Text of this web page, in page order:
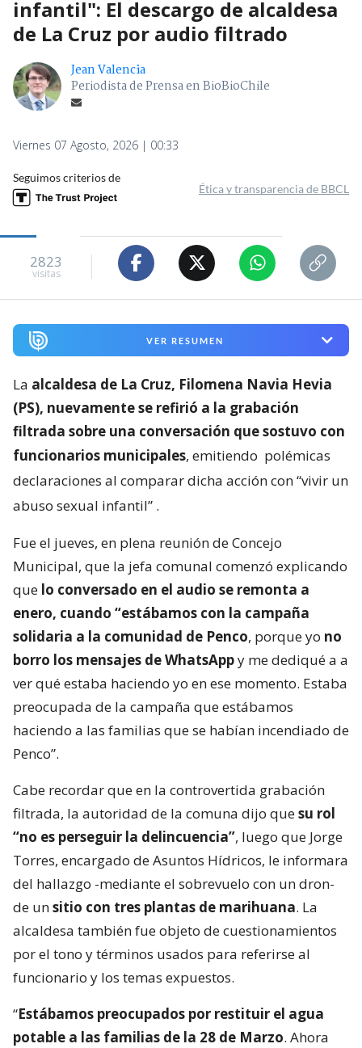
infantil": El descargo de alcaldesa
de La Cruz por audio filtrado
Jean Valencia
Periodista de Prensa en BioBioChile
Viernes 07 Agosto, 2026 | 00:33
Seguimos criterios de
Ética y transparencia de BBCL
2823
visitas
VER RESUMEN
La alcaldesa de La Cruz, Filomena Navia Hevia
(PS), nuevamente se refirió a la grabación
filtrada sobre una conversación que sostuvo con
funcionarios municipales, emitiendo polémicas
declaraciones al comparar dicha acción con “vivir un
abuso sexual infantil” .
Fue el jueves, en plena reunión de Concejo
Municipal, que la jefa comunal comenzó explicando
que lo conversado en el audio se remonta a
enero, cuando “estábamos con la campaña
solidaria a la comunidad de Penco, porque yo no
borro los mensajes de WhatsAppy me dediqué a a
ver qué estaba haciendo yo en ese momento. Estaba
preocupada de la campaña que estábamos
haciendo a las familias que se habían incendiado de
Penco”.
Cabe recordar que en la controvertida grabación
filtrada, la autoridad de la comuna dijo quesu rol
“no es perseguir la delincuencia”, luego que Jorge
Torres, encargado de Asuntos Hídricos, le informara
del hallazgo -mediante el sobrevuelo con un dron-
de unsitio con tres plantas de marihuana. La
alcaldesa también fue objeto de cuestionamientos
por el tono y términos usados para referirse al
funcionario y los temas expuestos.
“Estábamos preocupados por restituir el agua
potable a las familias de la 28 de Marzo. Ahora